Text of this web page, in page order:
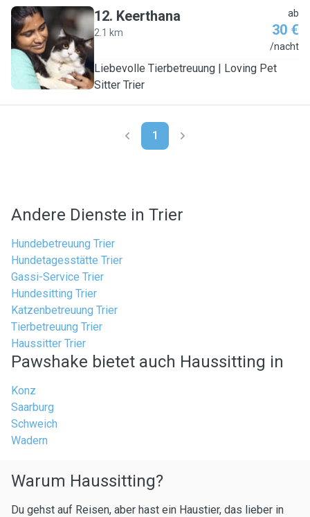
K
12. Keerthana
2.1 km
ab
30 €
/nacht
Liebevolle Tierbetreuung | Loving Pet
Sitter Trier
1
Andere Dienste in Trier
Hundebetreuung Trier
Hundetagesstätte Trier
Gassi-Service Trier
Hundesitting Trier
Katzenbetreuung Trier
Tierbetreuung Trier
Haussitter Trier
Pawshake bietet auch Haussitting in
Konz
Saarburg
Schweich
Wadern
Warum Haussitting?
Du gehst auf Reisen, aber hast ein Haustier, das lieber in